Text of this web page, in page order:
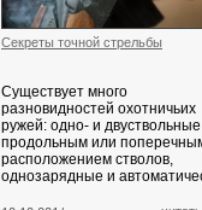
Секреты точной стрельбы
Существует много
разновидностей охотничьих
ружей: одно- и
продольным или
расположением стволов,
однозарядные и